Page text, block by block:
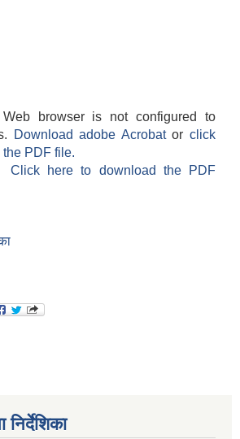
browser is not configured to
Download adobe Acrobatorclick
PDF file.
Click here to download the PDF